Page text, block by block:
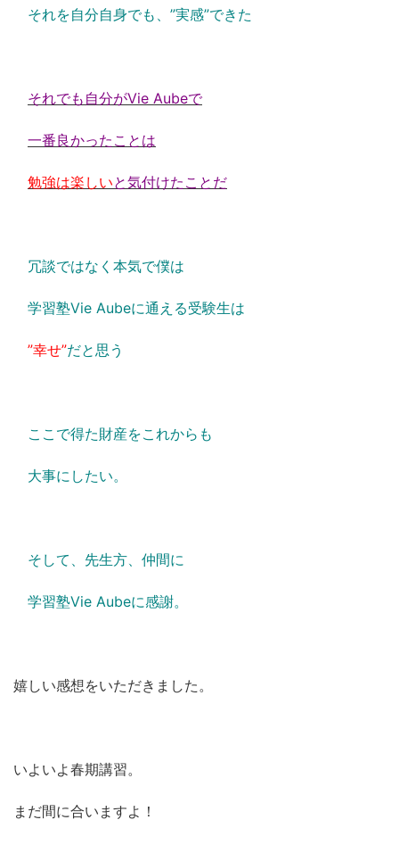
それを自分自身でも、”実感”できた
それでも自分がVie Aubeで
一番良かったことは
勉強は楽しいと気付けたことだ
冗談ではなく本気で僕は
学習塾Vie Aubeに通える受験生は
”幸せ”だと思う
ここで得た財産をこれからも
大事にしたい。
そして、先生方、仲間に
学習塾Vie Aubeに感謝。
嬉しい感想をいただきました。
いよいよ春期講習。
まだ間に合いますよ！